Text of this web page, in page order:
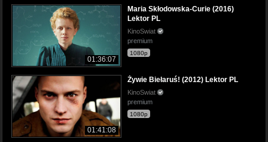
01:36:07
Maria Skłodowska-Curie (2016)
Lektor PL
KinoSwiat
premium
1080p
01:41:08
Żywie Biełaruś! (2012) Lektor PL
KinoSwiat
premium
1080p